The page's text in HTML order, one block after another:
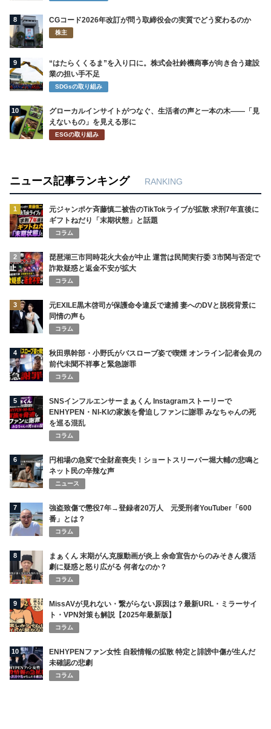
8 CGコード2026年改訂が問う取締役会の実質でどう変わるのか
株主
9
“はたらくくるま”を入り口に。株式会社鈴機商事が向き合う建設
業の担い手不足
SDGsの取り組み
10
グローカルインサイトがつなぐ、生活者の声と一本の木――「見
えないもの」を見える形に
ESGの取り組み
ニュース記事ランキング RANKING
1
元ジャンポケ斉藤慎二被告のTikTokライブが拡散 求刑7年直後に
ギフトねだり「末期状態」と話題
コラム
2
琵琶湖三市同時花火大会が中止 運営は民間実行委 3市関与否定で
詐欺疑惑と返金不安が拡大
コラム
3
元EXILE黒木啓司が保護命令違反で逮捕 妻へのDVと脱税背景に
同情の声も
コラム
4
秋田県幹部・小野氏がバスローブ姿で喫煙 オンライン記者会見の
前代未聞不祥事と緊急謝罪
コラム
5
SNSインフルエンサーまぁくん Instagramストーリーで
ENHYPEN・NI-KIの家族を脅迫しファンに謝罪 みなちゃんの死
を巡る混乱
コラム
6
円相場の急変で全財産喪失！ショートスリーパー堀大輔の悲鳴と
ネット民の辛辣な声
ニュース
7
強盗致傷で懲役7年→登録者20万人 元受刑者YouTuber「600
番」とは？
コラム
8
まぁくん 末期がん克服動画が炎上 余命宣告からのみそきん復活
劇に疑惑と怒り広がる 何者なのか？
コラム
9
MissAVが見れない・繋がらない原因は？最新URL・ミラーサイ
ト・VPN対策も解説【2025年最新版】
コラム
10
ENHYPENファン女性 自殺情報の拡散 特定と誹謗中傷が生んだ
未確認の悲劇
コラム